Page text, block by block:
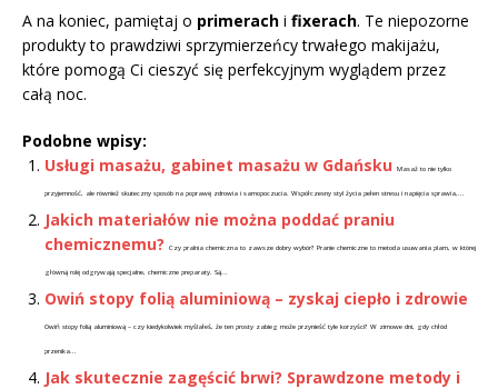
A na koniec, pamiętaj o primerach i fixerach. Te niepozorne
produkty to prawdziwi sprzymierzeńcy trwałego makijażu,
które pomogą Ci cieszyć się perfekcyjnym wyglądem przez
całą noc.
Podobne wpisy:
Usługi masażu, gabinet masażu w Gdańsku
Masaż to nie tylko
przyjemność, ale również skuteczny sposób na poprawę zdrowia i samopoczucia. Współczesny styl życia pełen stresu i napięcia sprawia,...
Jakich materiałów nie można poddać praniu
chemicznemu?
Czy pralnia chemiczna to zawsze dobry wybór? Pranie chemiczne to metoda usuwania plam, w której
główną rolę odgrywają specjalne, chemiczne preparaty. Są...
Owiń stopy folią aluminiową – zyskaj ciepło i zdrowie
Owiń stopy folią aluminiową – czy kiedykolwiek myślałeś, że ten prosty zabieg może przynieść tyle korzyści? W zimowe dni, gdy chłód
przenika...
Jak skutecznie zagęścić brwi? Sprawdzone metody i